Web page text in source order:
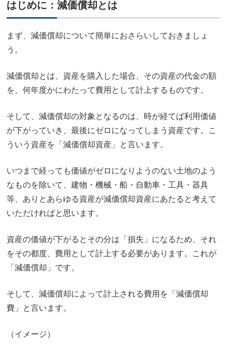
はじめに：減価償却とは
まず、減価償却について簡単におさらいしておきましょ
う。
減価償却とは、資産を購入した場合、その資産の代金の額
を、何年度かにわたって費用として計上するものです。
そして、減価償却の対象となるのは、時が経てば利用価値
が下がっていき、最後にゼロになってしまう資産です。こ
ういう資産を「減価償却資産」と言います。
いつまで経っても価値がゼロになりようのない土地のよう
なものを除いて、建物・機械・船・自動車・工具・器具
等、ありとあらゆる資産が減価償却資産にあたると考えて
いただければと思います。
資産の価値が下がるとその分は「損失」になるため、それ
をその都度、費用として計上する必要があります。これが
「減価償却」です。
そして、減価償却によって計上される費用を「減価償却
費」と言います。
（イメージ）